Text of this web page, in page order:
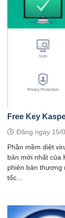
Free Key
Đăng ngày 15/
Phần mềm diệt
bản mới nhất của
phiên bản thương
tốc...